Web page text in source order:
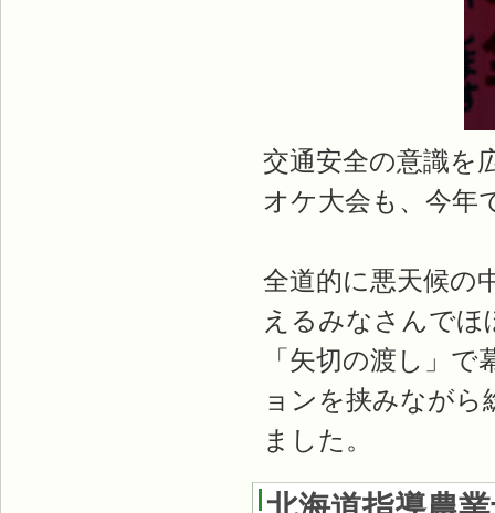
交通安全の意識を
オケ大会も、今年
全道的に悪天候の
えるみなさんでほ
「矢切の渡し」
ョンを挟みながら
ました。